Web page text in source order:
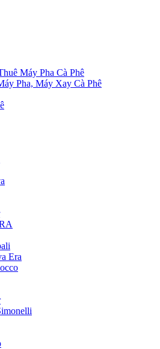
Máy Pha Cà Phê
Pha, Máy Xay Cà Phê
Era